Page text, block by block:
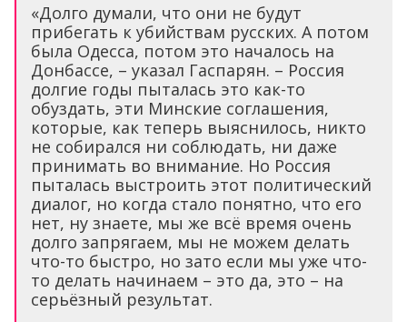
«Долго думали, что они не будут
прибегать к убийствам русских. А потом
была Одесса, потом это началось на
Донбассе, – указал Гаспарян. – Россия
долгие годы пыталась это как-то
обуздать, эти Минские соглашения,
которые, как теперь выяснилось, никто
не собирался ни соблюдать, ни даже
принимать во внимание. Но Россия
пыталась выстроить этот политический
диалог, но когда стало понятно, что его
нет, ну знаете, мы же всё время очень
долго запрягаем, мы не можем делать
что-то быстро, но зато если мы уже что-
то делать начинаем – это да, это – на
серьёзный результат.